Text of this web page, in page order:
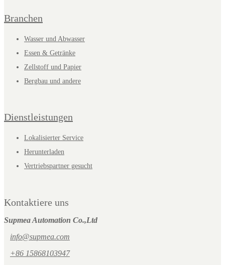
Branchen
Wasser und Abwasser
Essen & Getränke
Zellstoff und Papier
Bergbau und andere
Dienstleistungen
Lokalisierter Service
Herunterladen
Vertriebspartner gesucht
Kontaktiere uns
Supmea Automation Co.,Ltd
info@supmea.com
+86 15868103947